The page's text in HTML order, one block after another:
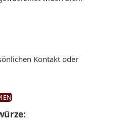
Kontakt oder